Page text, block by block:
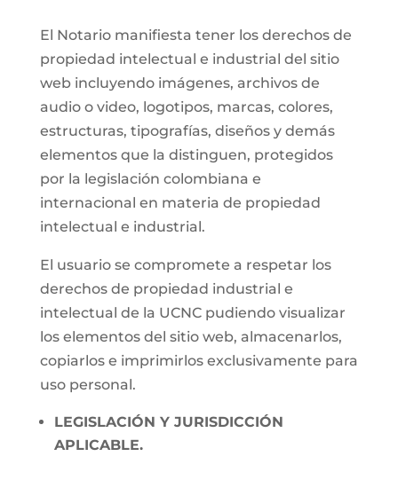
El Notario manifiesta tener los derechos de
propiedad intelectual e industrial del sitio
web incluyendo imágenes, archivos de
audio o video, logotipos, marcas, colores,
estructuras, tipografías, diseños y demás
elementos que la distinguen, protegidos
por la legislación colombiana e
internacional en materia de propiedad
intelectual e industrial.
El usuario se compromete a respetar los
derechos de propiedad industrial e
intelectual de la UCNC pudiendo visualizar
los elementos del sitio web, almacenarlos,
copiarlos e imprimirlos exclusivamente para
uso personal.
LEGISLACIÓN Y JURISDICCIÓN
APLICABLE.